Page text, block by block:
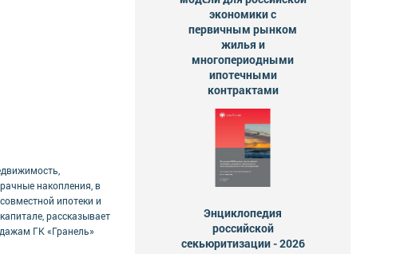
накопления, в
ипотеки и
рассказывает
ГК «Гранель»
экономики с
первичным рынком
жилья и
многопериодными
ипотечными
контрактами
Энциклопедия
российской
секьюритизации - 2026